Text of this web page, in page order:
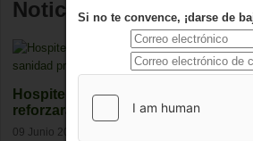
Noticias relacionadas
Hospiten Madrid Boadilla, el
reforzará la sanidad privada en el
09 Junio 2026
Si no te convence, ¡darse de